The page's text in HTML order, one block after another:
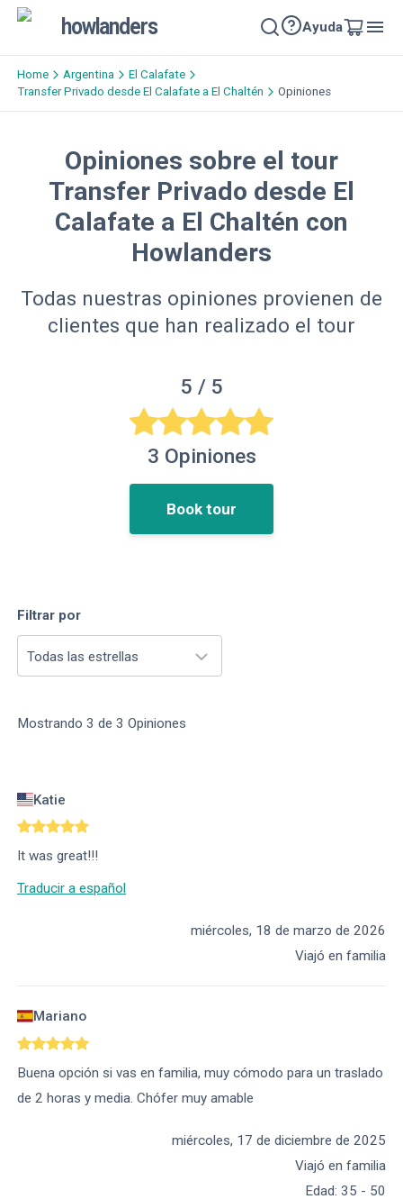
howlanders Ayuda
Home Argentina
El Calafate
Transfer Privado desde El Calafate a El Chaltén
Opiniones
Opiniones sobre el tour
Transfer Privado desde El
Calafate a El Chaltén con
Howlanders
Todas nuestras opiniones provienen de
clientes que han realizado el tour
5 / 5
3 Opiniones
Book tour
Filtrar por
Todas las estrellas
Mostrando 3 de 3 Opiniones
Katie
It was great!!!
Traducir a español
miércoles, 18 de marzo de 2026
Viajó en familia
Mariano
Buena opción si vas en familia, muy cómodo para un traslado
de 2 horas y media. Chófer muy amable
miércoles, 17 de diciembre de 2025
Viajó en familia
Edad: 35 - 50